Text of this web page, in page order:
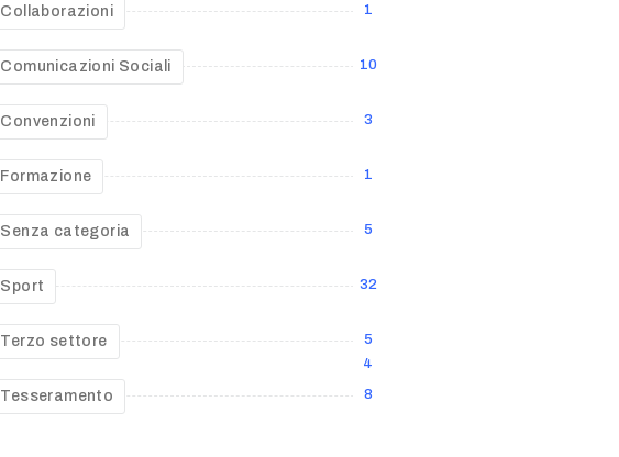
Collaborazioni 1
Comunicazioni Sociali 10
Convenzioni 3
Formazione 1
Senza categoria 5
Sport 32
Terzo settore
5
4
Tesseramento 8